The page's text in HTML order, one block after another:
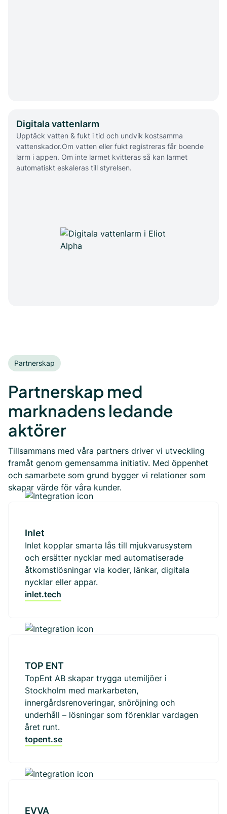
Digitala vattenlarm
Upptäck vatten & fukt i tid och undvik kostsamma
vattenskador.Om vatten eller fukt registreras får boende
larm i appen. Om inte larmet kvitteras så kan larmet
automatiskt eskaleras till styrelsen.
Partnerskap
Partnerskap med
marknadens ledande
aktörer
Tillsammans med våra partners driver vi utveckling
framåt genom gemensamma initiativ. Med öppenhet
och samarbete som grund bygger vi relationer som
skapar värde för våra kunder.
Inlet
Inlet kopplar smarta lås till mjukvarusystem
och ersätter nycklar med automatiserade
åtkomstlösningar via koder, länkar, digitala
nycklar eller appar.
inlet.tech
TOP ENT
TopEnt AB skapar trygga utemiljöer i
Stockholm med markarbeten,
innergårdsrenoveringar, snöröjning och
underhåll – lösningar som förenklar vardagen
året runt.
topent.se
EVVA